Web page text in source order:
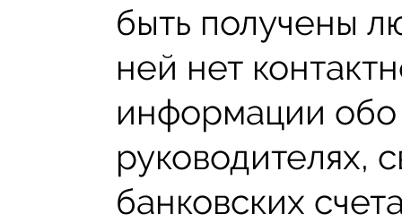
быть получены
ней нет
информации обо
руководителях,
банковских